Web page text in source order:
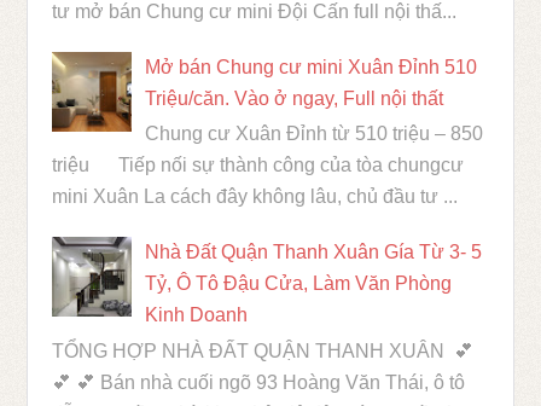
tư mở bán Chung cư mini Đội Cấn full nội thấ...
Mở bán Chung cư mini Xuân Đỉnh 510
Triệu/căn. Vào ở ngay, Full nội thất
Chung cư Xuân Đỉnh từ 510 triệu – 850
triệu Tiếp nối sự thành công của tòa chungcư
mini Xuân La cách đây không lâu, chủ đầu tư ...
Nhà Đất Quận Thanh Xuân Gía Từ 3- 5
Tỷ, Ô Tô Đậu Cửa, Làm Văn Phòng
Kinh Doanh
TỔNG HỢP NHÀ ĐẤT QUẬN THANH XUÂN 💕
💕 💕 Bán nhà cuối ngõ 93 Hoàng Văn Thái, ô tô